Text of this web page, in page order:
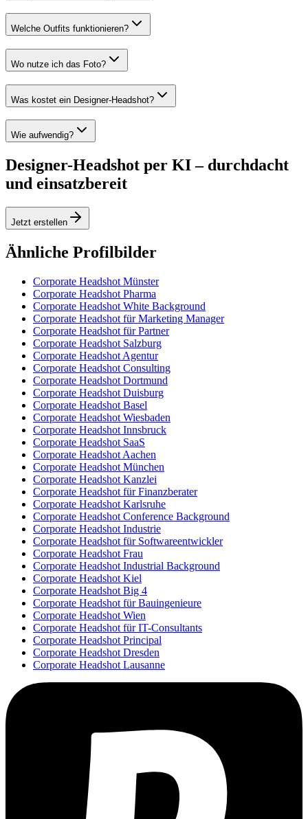
Welche Outfits funktionieren?
Wo nutze ich das Foto?
Was kostet ein Designer-Headshot?
Wie aufwendig?
Designer-Headshot per KI – durchdacht
und einsatzbereit
Jetzt erstellen
Ähnliche Profilbilder
Corporate Headshot Münster
Corporate Headshot Pharma
Corporate Headshot White Background
Corporate Headshot für Marketing Manager
Corporate Headshot für Partner
Corporate Headshot Salzburg
Corporate Headshot Agentur
Corporate Headshot Consulting
Corporate Headshot Dortmund
Corporate Headshot Duisburg
Corporate Headshot Basel
Corporate Headshot Wiesbaden
Corporate Headshot Innsbruck
Corporate Headshot SaaS
Corporate Headshot Aachen
Corporate Headshot München
Corporate Headshot Kanzlei
Corporate Headshot für Finanzberater
Corporate Headshot Karlsruhe
Corporate Headshot Conference Background
Corporate Headshot Industrie
Corporate Headshot für Softwareentwickler
Corporate Headshot Frau
Corporate Headshot Industrial Background
Corporate Headshot Kiel
Corporate Headshot Big 4
Corporate Headshot für Bauingenieure
Corporate Headshot Wien
Corporate Headshot für IT-Consultants
Corporate Headshot Principal
Corporate Headshot Dresden
Corporate Headshot Lausanne